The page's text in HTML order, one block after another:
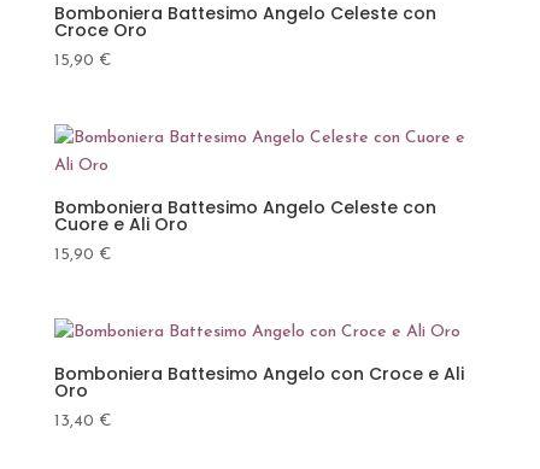
Bomboniera Battesimo Angelo Celeste con
Croce Oro
15,90 €
Bomboniera Battesimo Angelo Celeste con
Cuore e Ali Oro
15,90 €
Bomboniera Battesimo Angelo con Croce e Ali
Oro
13,40 €